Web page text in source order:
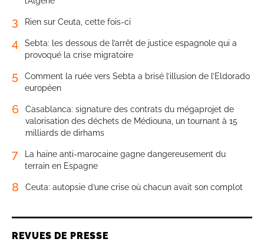
3 Rien sur Ceuta, cette fois-ci
4
Sebta: les dessous de l’arrêt de justice espagnole qui a
provoqué la crise migratoire
5
Comment la ruée vers Sebta a brisé l’illusion de l’Eldorado
européen
6
Casablanca: signature des contrats du mégaprojet de
valorisation des déchets de Médiouna, un tournant à 15
milliards de dirhams
7
La haine anti-marocaine gagne dangereusement du
terrain en Espagne
8 Ceuta: autopsie d’une crise où chacun avait son complot
REVUES DE PRESSE